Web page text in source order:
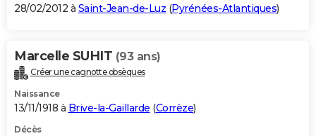
28/02/2012 à Saint-Jean-de-Luz (Pyrénées-Atlantiques)
Marcelle SUHIT (93 ans)
Créer une cagnotte obsèques
Naissance
13/11/1918 à Brive-la-Gaillarde (Corrèze)
Décès